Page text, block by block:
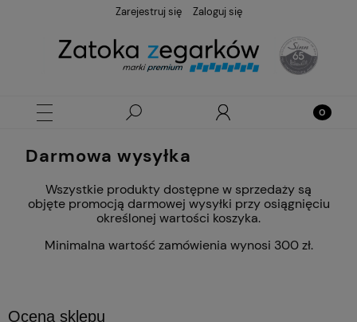
Zarejestruj się Zaloguj się
Darmowa wysyłka
Wszystkie produkty dostępne w sprzedaży są
objęte promocją darmowej wysyłki przy osiągnięciu
określonej wartości koszyka.
Minimalna wartość zamówienia wynosi 300 zł.
Ocena sklepu